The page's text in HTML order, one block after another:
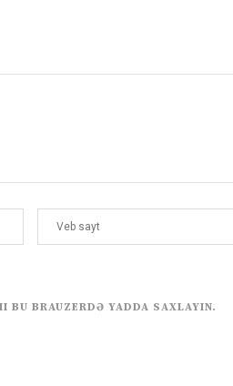
BRAUZERDƏ YADDA SAXLAYIN.